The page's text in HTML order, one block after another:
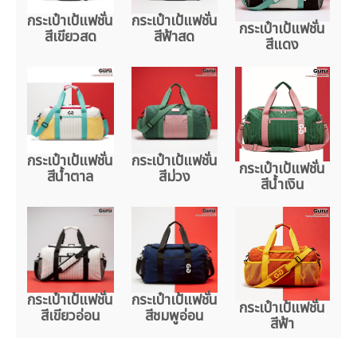
กระเป๋าเป้แฟชั่น
สีเขียวสด
กระเป๋าเป้แฟชั่น
สีฟ้าสด กระเป๋าเป้แฟชั่น
สีแดง
กระเป๋าเป้แฟชั่น
สีน้ำตาล
กระเป๋าเป้แฟชั่น
สีม่วง กระเป๋าเป้แฟชั่น
สีน้ำเงิน
กระเป๋าเป้แฟชั่น
สีเขียวอ่อน
กระเป๋าเป้แฟชั่น
สีชมพูอ่อน กระเป๋าเป้แฟชั่น
สีฟ้า